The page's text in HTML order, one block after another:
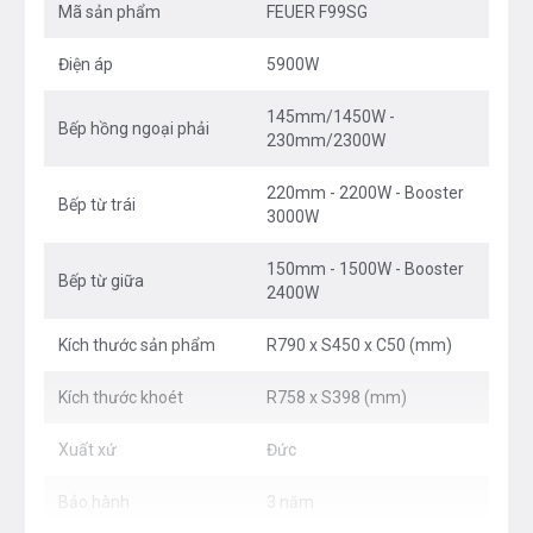
cách nhiệt. Mặt bếp tản nhiệt nhanh và được cách điện
giật.
Mã sản phẩm FEUER F99SG
Điện áp 5900W
Bếp hồng ngoại phải
145mm/1450W -
230mm/2300W
Bếp từ trái
220mm - 2200W - Booster
3000W
Bếp từ giữa
150mm - 1500W - Booster
2400W
Kích thước sản phẩm R790 x S450 x C50 (mm)
Kích thước khoét R758 x S398 (mm)
Xuất xứ Đức
Bảo hành 3 năm